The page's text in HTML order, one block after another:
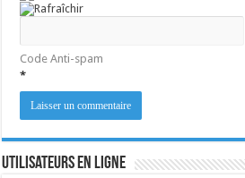
Code Anti-spam
*
Utilisateurs en ligne